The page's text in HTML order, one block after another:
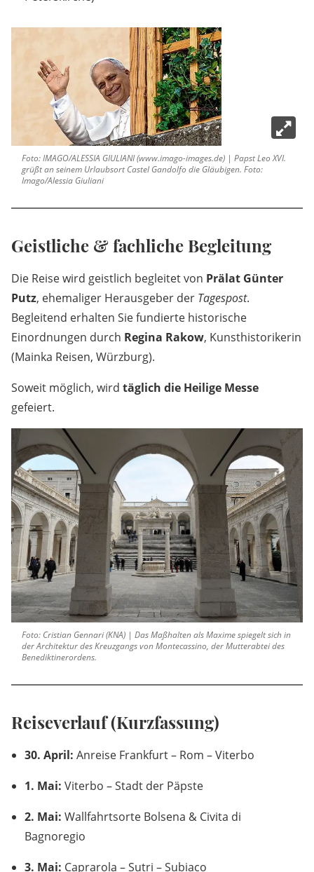
Foto: IMAGO/ALESSIA GIULIANI (www.imago-images.de) | Papst Leo XVI.
grüßt an seinem Urlaubsort Castel Gandolfo die Gläubigen. Foto:
Imago/Alessia Giuliani
Geistliche & fachliche Begleitung
Die Reise wird geistlich begleitet von Prälat Günter
Putz, ehemaliger Herausgeber der Tagespost.
Begleitend erhalten Sie fundierte historische
Einordnungen durch Regina Rakow, Kunsthistorikerin
(Mainka Reisen, Würzburg).
Soweit möglich, wird täglich die Heilige Messe
gefeiert.
Foto: Cristian Gennari (KNA) | Das Maßhalten als Maxime spiegelt sich in
der Architektur des Kreuzgangs von Montecassino, der Mutterabtei des
Benediktinerordens.
Reiseverlauf (Kurzfassung)
30. April: Anreise Frankfurt – Rom – Viterbo
1. Mai: Viterbo – Stadt der Päpste
2. Mai: Wallfahrtsorte Bolsena & Civita di
Bagnoregio
3. Mai: Caprarola – Sutri – Subiaco